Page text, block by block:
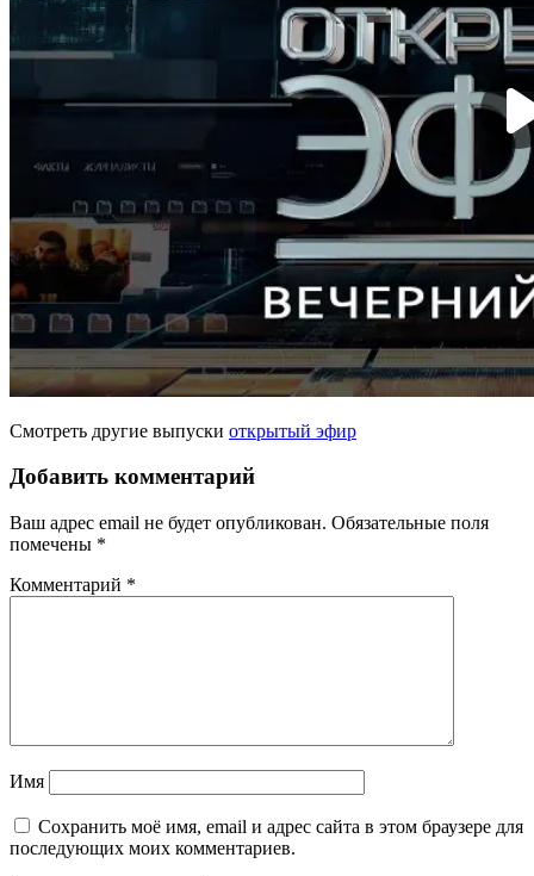
Смотреть другие выпуски открытый эфир
Добавить комментарий
Ваш адрес email не будет опубликован. Обязательные поля
помечены *
Комментарий *
Имя
Сохранить моё имя, email и адрес сайта в этом браузере для
последующих моих комментариев.